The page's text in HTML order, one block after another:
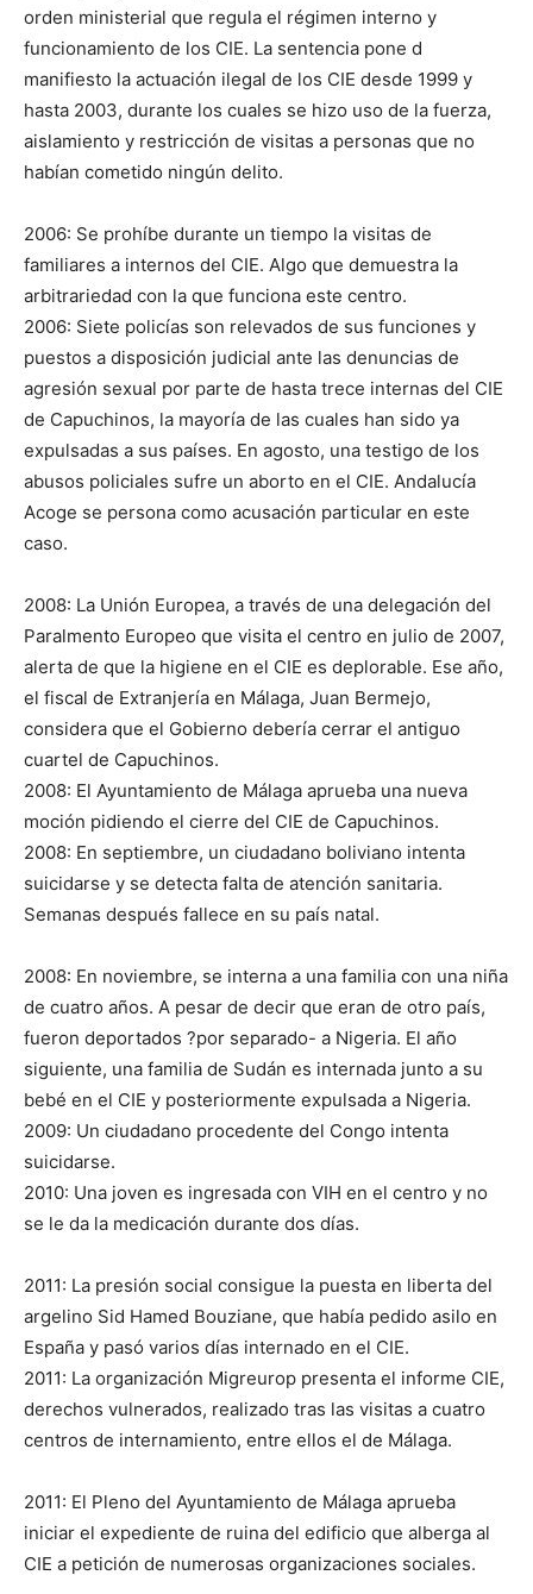
orden ministerial que regula el régimen interno y
funcionamiento de los CIE. La sentencia pone d
manifiesto la actuación ilegal de los CIE desde 1999 y
hasta 2003, durante los cuales se hizo uso de la fuerza,
aislamiento y restricción de visitas a personas que no
habían cometido ningún delito.
2006: Se prohíbe durante un tiempo la visitas de
familiares a internos del CIE. Algo que demuestra la
arbitrariedad con la que funciona este centro.
2006: Siete policías son relevados de sus funciones y
puestos a disposición judicial ante las denuncias de
agresión sexual por parte de hasta trece internas del CIE
de Capuchinos, la mayoría de las cuales han sido ya
expulsadas a sus países. En agosto, una testigo de los
abusos policiales sufre un aborto en el CIE. Andalucía
Acoge se persona como acusación particular en este
caso.
2008: La Unión Europea, a través de una delegación del
Paralmento Europeo que visita el centro en julio de 2007,
alerta de que la higiene en el CIE es deplorable. Ese año,
el fiscal de Extranjería en Málaga, Juan Bermejo,
considera que el Gobierno debería cerrar el antiguo
cuartel de Capuchinos.
2008: El Ayuntamiento de Málaga aprueba una nueva
moción pidiendo el cierre del CIE de Capuchinos.
2008: En septiembre, un ciudadano boliviano intenta
suicidarse y se detecta falta de atención sanitaria.
Semanas después fallece en su país natal.
2008: En noviembre, se interna a una familia con una niña
de cuatro años. A pesar de decir que eran de otro país,
fueron deportados ?por separado- a Nigeria. El año
siguiente, una familia de Sudán es internada junto a su
bebé en el CIE y posteriormente expulsada a Nigeria.
2009: Un ciudadano procedente del Congo intenta
suicidarse.
2010: Una joven es ingresada con VIH en el centro y no
se le da la medicación durante dos días.
2011: La presión social consigue la puesta en liberta del
argelino Sid Hamed Bouziane, que había pedido asilo en
España y pasó varios días internado en el CIE.
2011: La organización Migreurop presenta el informe CIE,
derechos vulnerados, realizado tras las visitas a cuatro
centros de internamiento, entre ellos el de Málaga.
2011: El Pleno del Ayuntamiento de Málaga aprueba
iniciar el expediente de ruina del edificio que alberga al
CIE a petición de numerosas organizaciones sociales.